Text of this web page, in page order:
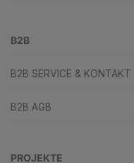
B2B
B2B SERVICE & KONTAKT
B2B AGB
PROJEKTE